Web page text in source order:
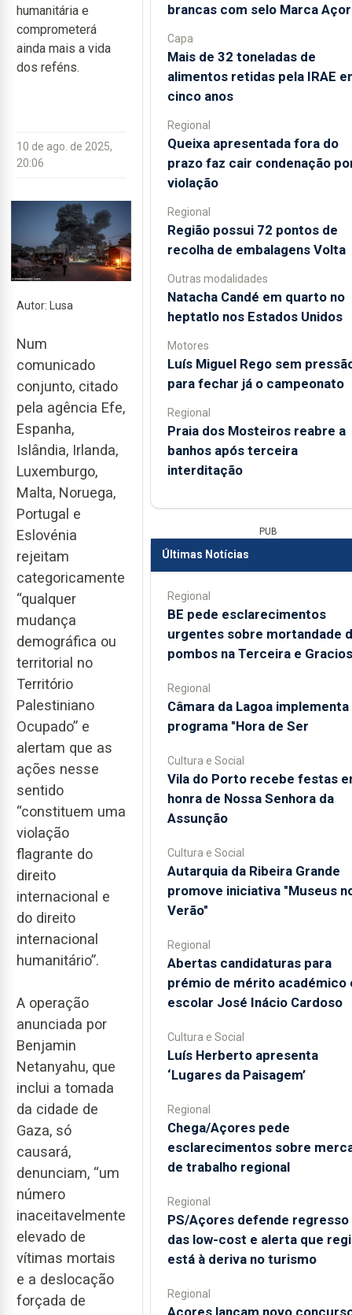
humanitária e
comprometerá
ainda mais a vida
dos reféns.
10 de ago. de 2025,
20:06
Autor: Lusa
Num
comunicado
conjunto, citado
pela agência Efe,
Espanha,
Islândia, Irlanda,
Luxemburgo,
Malta, Noruega,
Portugal e
Eslovénia
rejeitam
categoricamente
“qualquer
mudança
demográfica ou
territorial no
Território
Palestiniano
Ocupado” e
alertam que as
ações nesse
sentido
“constituem uma
violação
flagrante do
direito
internacional e
do direito
internacional
humanitário”.
A operação
anunciada por
Benjamin
Netanyahu, que
inclui a tomada
da cidade de
Gaza, só
causará,
denunciam, “um
número
inaceitavelmente
elevado de
vítimas mortais
e a deslocação
forçada de
brancas com selo Marca
Capa
Mais de 32 toneladas de
alimentos retidas pela IRAE
cinco anos
Regional
Queixa apresentada fora do
prazo faz cair condenação
violação
Regional
Região possui 72 pontos de
recolha de embalagens Volta
Outras modalidades
Natacha Candé em quarto no
heptatlo nos Estados Unidos
Motores
Luís Miguel Rego sem
para fechar já o campeonato
Regional
Praia dos Mosteiros reabre a
banhos após terceira
interditação
PUB
Últimas Notícias
Regional
BE pede esclarecimentos
urgentes sobre mortandade
pombos na Terceira e
Regional
Câmara da Lagoa implementa
programa "Hora de Ser
Cultura e Social
Vila do Porto recebe festas
honra de Nossa Senhora da
Assunção
Cultura e Social
Autarquia da Ribeira Grande
promove iniciativa "Museus
Verão"
Regional
Abertas candidaturas para
prémio de mérito académico
escolar José Inácio Cardoso
Cultura e Social
Luís Herberto apresenta
‘Lugares da Paisagem’
Regional
Chega/Açores pede
esclarecimentos sobre
de trabalho regional
Regional
PS/Açores defende regresso
das low-cost e alerta que
está à deriva no turismo
Regional
Açores lançam novo